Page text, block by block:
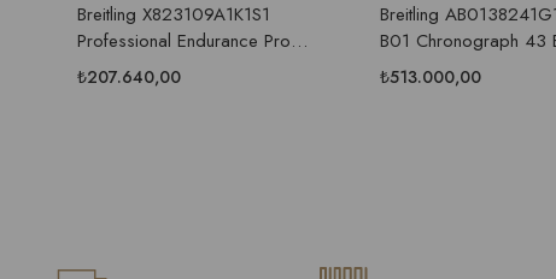
Breitling X823109A1K1S1
Professional Endurance Pro
IRONMAN® Erkek Saat
₺207.640,00
Breitling
B01 Chronograph 43
₺513.000,00